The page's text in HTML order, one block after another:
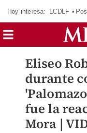
Hoy interesa: LCDLF
Eliseo
durante
fue la
Mora |